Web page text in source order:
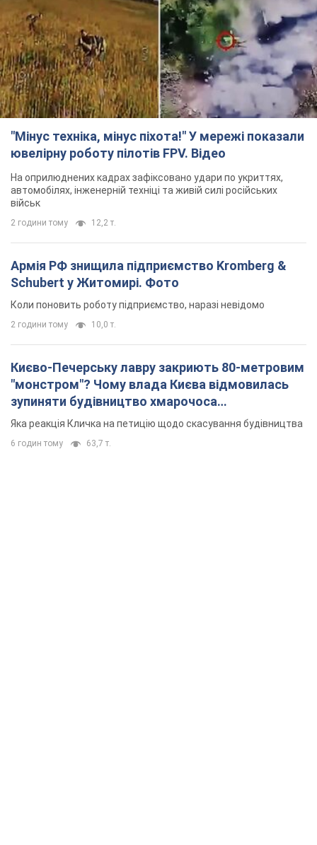
"Мінус техніка, мінус піхота!" У мережі показали
ювелірну роботу пілотів FPV. Відео
На оприлюднених кадрах зафіксовано удари по укриттях,
автомобілях, інженерній техніці та живій силі російських
військ
2 години тому 12,2 т.
Армія РФ знищила підприємство Kromberg &
Schubert у Житомирі. Фото
Коли поновить роботу підприємство, наразі невідомо
2 години тому 10,0 т.
Києво-Печерську лавру закриють 80-метровим
"монстром"? Чому влада Києва відмовилась
зупиняти будівництво хмарочоса
"московського вірянина"
Яка реакція Кличка на петицію щодо скасування будівництва
6 годин тому 63,7 т.